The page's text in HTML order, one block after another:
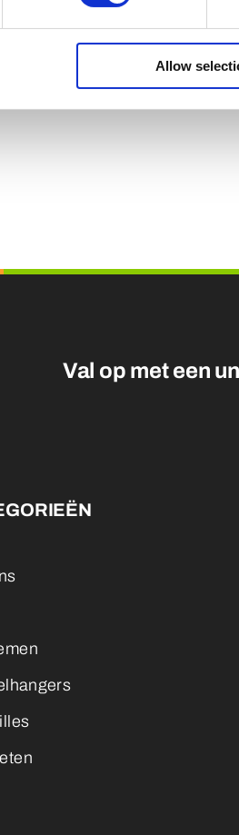
Allow
browser voor de volgende
Val op met een